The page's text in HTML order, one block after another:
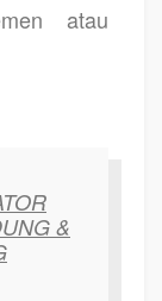
atau
&